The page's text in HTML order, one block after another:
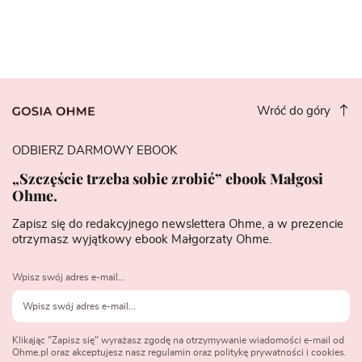
Wróć do góry
ODBIERZ DARMOWY EBOOK
„Szczęście trzeba sobie zrobić” ebook Małgosi
Ohme.
Zapisz się do redakcyjnego newslettera Ohme, a w prezencie
otrzymasz wyjątkowy ebook Małgorzaty Ohme.
Wpisz swój adres e-mail...
Klikając "Zapisz się" wyrażasz zgodę na otrzymywanie wiadomości e-mail od
Ohme.pl oraz akceptujesz nasz regulamin oraz politykę prywatności i cookies.